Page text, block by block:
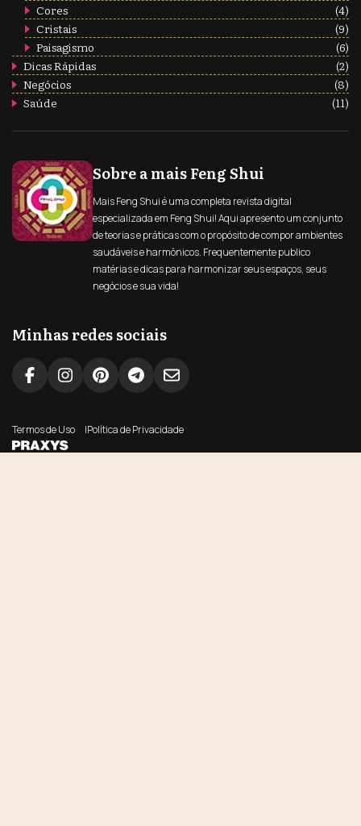
Cores
(4)
Cristais
(9)
Paisagismo
(6)
Dicas Rápidas
(2)
Negócios
(8)
Saúde
(11)
Sobre a mais Feng Shui
Mais Feng Shui é uma completa revista digital
especializada em Feng Shui! Aqui apresento um conjunto
de teorias e práticas com o propósito de compor ambientes
saudáveis e harmônicos. Frequentemente publico
matérias e dicas para harmonizar seus espaços, seus
negócios e sua vida!
Minhas redes sociais
Termos de Uso Política de Privacidade